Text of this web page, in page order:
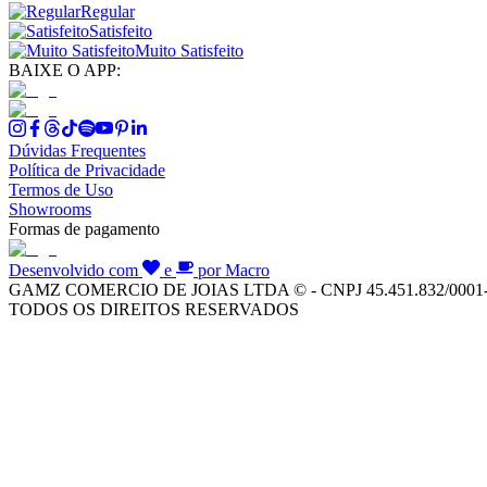
Regular
Satisfeito
Muito Satisfeito
BAIXE O APP:
Dúvidas Frequentes
Política de Privacidade
Termos de Uso
Showrooms
Formas de pagamento
Desenvolvido com e
por Macro
GAMZ COMERCIO DE JOIAS LTDA © - CNPJ 45.451.832/
TODOS OS DIREITOS RESERVADOS